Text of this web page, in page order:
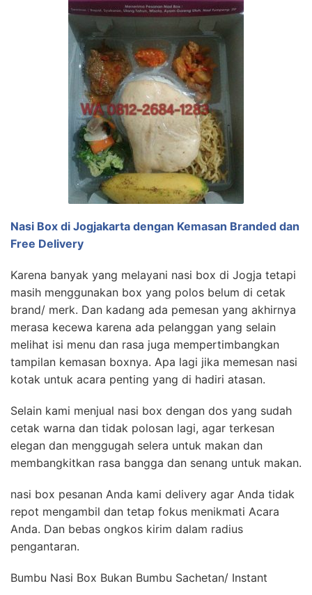
Nasi Box di Jogjakarta dengan Kemasan Branded dan
Free Delivery
Karena banyak yang melayani nasi box di Jogja tetapi
masih menggunakan box yang polos belum di cetak
brand/ merk. Dan kadang ada pemesan yang akhirnya
merasa kecewa karena ada pelanggan yang selain
melihat isi menu dan rasa juga mempertimbangkan
tampilan kemasan boxnya. Apa lagi jika memesan nasi
kotak untuk acara penting yang di hadiri atasan.
Selain kami menjual nasi box dengan dos yang sudah
cetak warna dan tidak polosan lagi, agar terkesan
elegan dan menggugah selera untuk makan dan
membangkitkan rasa bangga dan senang untuk makan.
nasi box pesanan Anda kami delivery agar Anda tidak
repot mengambil dan tetap fokus menikmati Acara
Anda. Dan bebas ongkos kirim dalam radius
pengantaran.
Bumbu Nasi Box Bukan Bumbu Sachetan/ Instant